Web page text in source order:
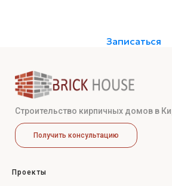
Записаться
Строительство кирпичных домов в
Получить консультацию
Проекты